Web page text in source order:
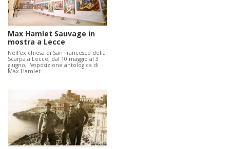
Max Hamlet Sauvage in
mostra a Lecce
Nell'ex chiesa di San Francesco della
Scarpa a Lecce, dal 10 maggio al 3
giugno, l'esposizione antologica di
Max Hamlet…